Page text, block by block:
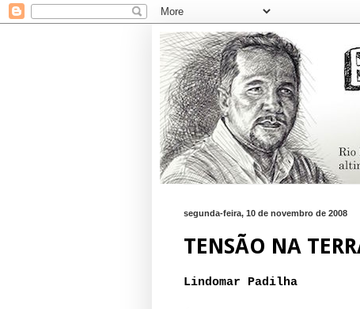
segunda-feira, 10 de novembro de 2008
TENSÃO NA
Lindomar Padilha